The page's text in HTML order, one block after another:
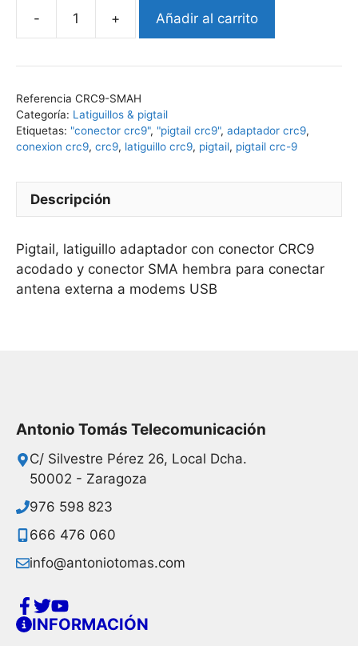
Pigtail
SMA
cantidad
Añadir al carrito
Referencia CRC9-SMAH
Categoría: Latiguillos & pigtail
Etiquetas: "conector crc9", "pigtail crc9", adaptador crc9,
conexion crc9, crc9, latiguillo crc9, pigtail, pigtail crc-9
Descripción
Pigtail, latiguillo adaptador con conector CRC9
acodado y conector SMA hembra para conectar
antena externa a modems USB
Antonio Tomás Telecomunicación
C/ Silvestre Pérez 26, Local Dcha.
50002 - Zaragoza
976 598 823
666 476 060
info@antoniotomas.com
INFORMACIÓN